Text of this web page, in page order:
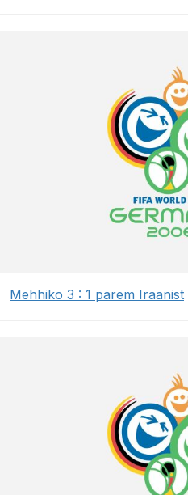
Mehhiko 3 : 1 parem Iraanist